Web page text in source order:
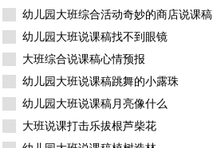
幼儿园大班综合活动奇妙的商店说课稿
幼儿园大班说课稿找不到眼镜
大班综合说课稿心情预报
幼儿园大班说课稿跳舞的小露珠
幼儿园大班说课稿月亮像什么
大班说课打击乐拔根芦柴花